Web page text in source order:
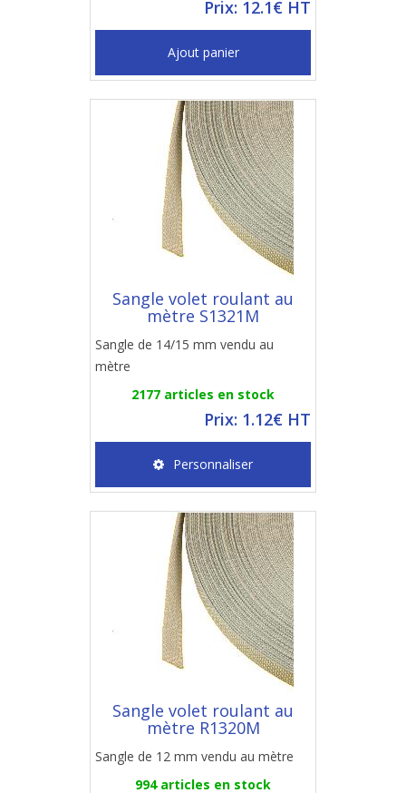
Prix: 12.1€ HT
Ajout panier
Sangle volet roulant au
mètre S1321M
Sangle de 14/15 mm vendu au
mètre
2177 articles en stock
Prix: 1.12€ HT
Personnaliser
Sangle volet roulant au
mètre R1320M
Sangle de 12 mm vendu au mètre
994 articles en stock